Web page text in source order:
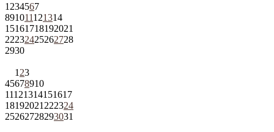
1 234567
891011121314
15161718192021
22232425262728
2930
1 23
45678910
11121314151617
18192021 222324
25262728293031